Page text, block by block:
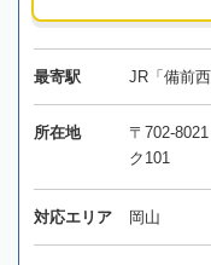
最寄駅 JR「備前
所在地
〒702-
ク101
対応エリア 岡山